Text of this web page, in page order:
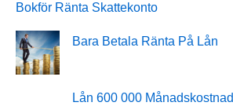
Bokför Ränta Skattekonto
Bara Betala Ränta På Lån
Lån 600 000 Månadskostnad